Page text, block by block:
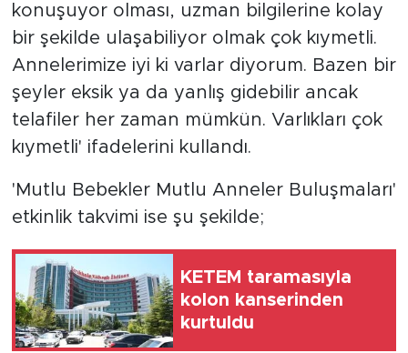
konuşuyor olması, uzman bilgilerine kolay
bir şekilde ulaşabiliyor olmak çok kıymetli.
Annelerimize iyi ki varlar diyorum. Bazen bir
şeyler eksik ya da yanlış gidebilir ancak
telafiler her zaman mümkün. Varlıkları çok
kıymetli' ifadelerini kullandı.
'Mutlu Bebekler Mutlu Anneler Buluşmaları'
etkinlik takvimi ise şu şekilde;
KETEM taramasıyla
kolon kanserinden
kurtuldu